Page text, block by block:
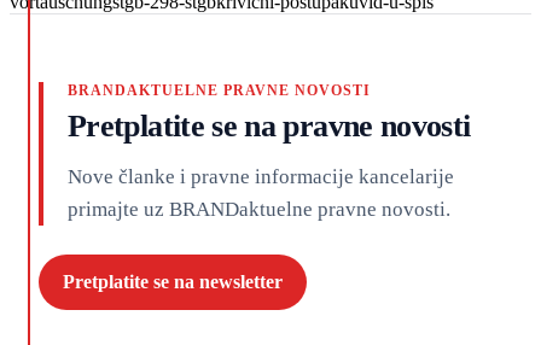
BRANDAKTUELNE PRAVNE NOVOSTI
Pretplatite se na pravne novosti
Nove članke i pravne informacije kancelarije
primajte uz BRANDaktuelne pravne novosti.
Pretplatite se na newsletter